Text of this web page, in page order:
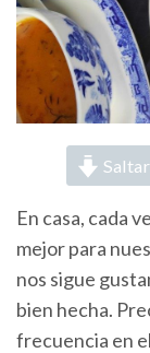
En casa, cada
mejor para
nos sigue
bien hecha.
frecuencia en